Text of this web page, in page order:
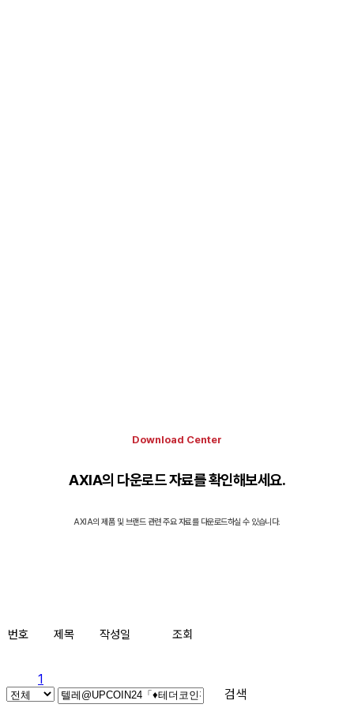
Download Center
AXIA의 다운로드 자료를 확인해보세요.
AXIA의 제품 및 브랜드 관련 주요 자료를 다운로드하실 수 있습니다.
번호 제목 작성일 조회
1
검색